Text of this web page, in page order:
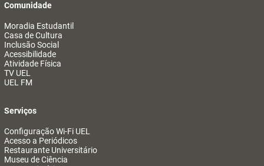
Comunidade
Moradia Estudantil
Casa de Cultura
Inclusão Social
Acessibilidade
Atividade Física
TV UEL
UEL FM
Serviços
Configuração Wi-Fi UEL
Acesso a Periódicos
Restaurante Universitário
Museu de Ciência